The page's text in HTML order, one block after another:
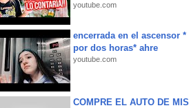
youtube.com
encerrada en el ascensor *
por dos horas* ahre
youtube.com
COMPRE EL AUTO DE MIS